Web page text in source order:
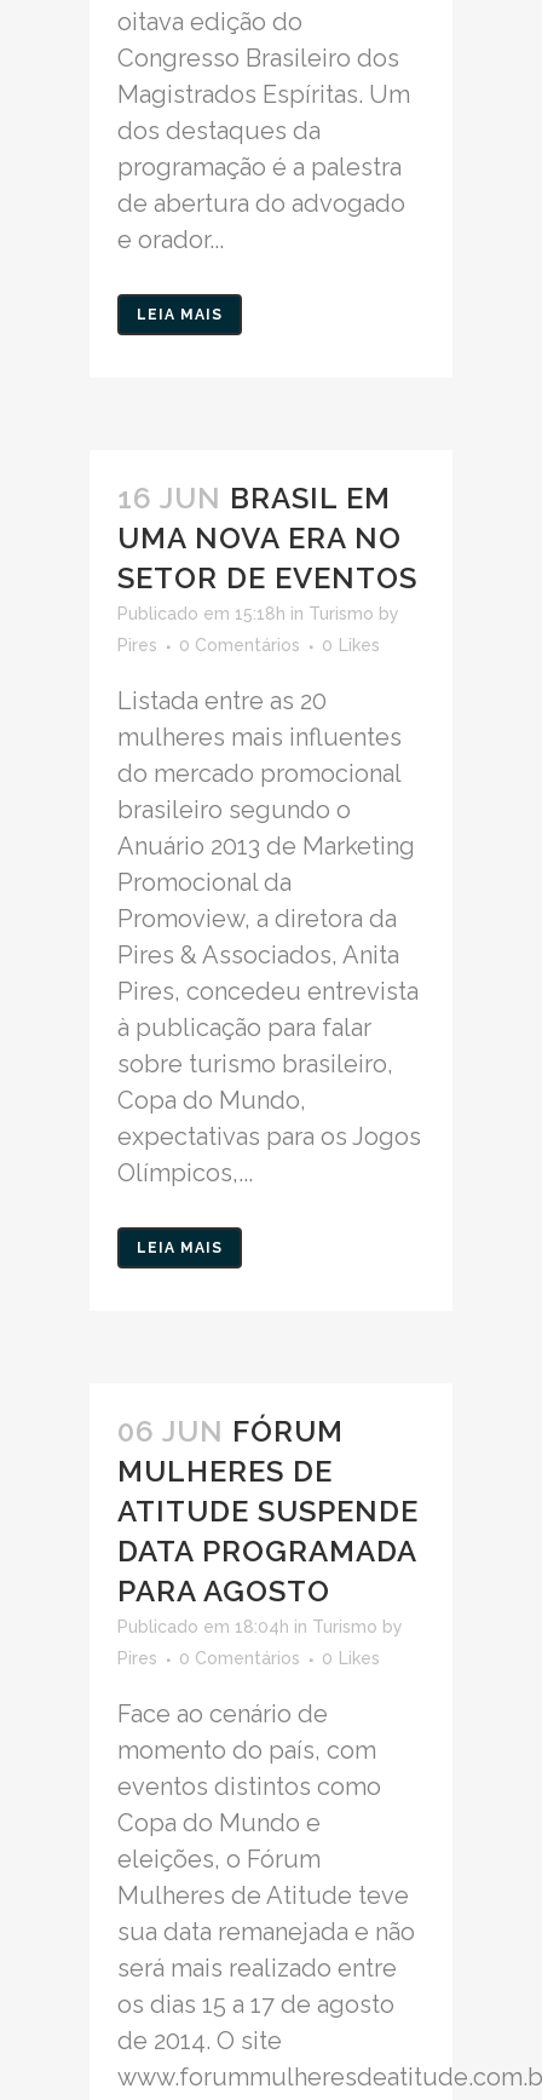
oitava edição do
Congresso Brasileiro dos
Magistrados Espíritas. Um
dos destaques da
programação é a palestra
de abertura do advogado
e orador...
LEIA MAIS
16 JUN BRASIL EM
UMA NOVA ERA NO
SETOR DE EVENTOS
Publicado em 15:18h in Turismo by
Pires
0 Comentários 0 Likes
Listada entre as 20
mulheres mais influentes
do mercado promocional
brasileiro segundo o
Anuário 2013 de Marketing
Promocional da
Promoview, a diretora da
Pires & Associados, Anita
Pires, concedeu entrevista
à publicação para falar
sobre turismo brasileiro,
Copa do Mundo,
expectativas para os Jogos
Olímpicos,...
LEIA MAIS
06 JUN FÓRUM
MULHERES DE
ATITUDE SUSPENDE
DATA PROGRAMADA
PARA AGOSTO
Publicado em 18:04h in Turismo by
Pires
0 Comentários 0 Likes
Face ao cenário de
momento do país, com
eventos distintos como
Copa do Mundo e
eleições, o Fórum
Mulheres de Atitude teve
sua data remanejada e não
será mais realizado entre
os dias 15 a 17 de agosto
de 2014. O site